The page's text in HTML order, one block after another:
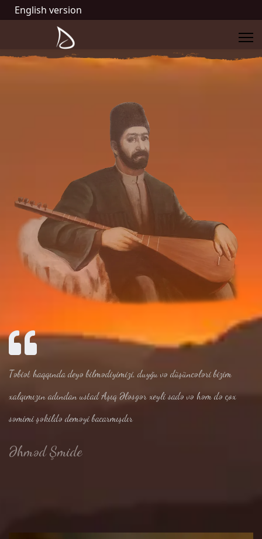
English version
Təbiət haqqında deyə bilmədiyimizi, duyğu və düşüncələri bizim
xalqımızın adından ustad Aşıq Ələsgər xeyli sadə və həm də çox
səmimi şəkildə deməyi bacarmışdır
Əhməd Şmide